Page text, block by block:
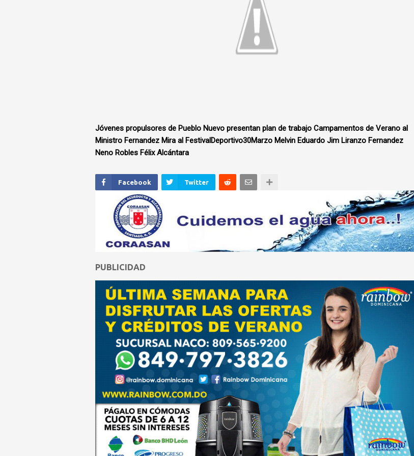
Jóvenes propulsores de Pueblo Nuevo presentan plan de trabajo Campamentos de Verano al
Ministro Fernandez Mira al ‎FestivalDeportivo30Marzo‬ Melvin Eduardo Jim Liranzo Fernandez
Neno Robles Félix Alcántara
Facebook Twitter
PUBLICIDAD